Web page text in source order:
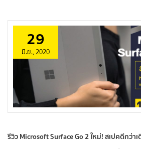
29
มิ.ย., 2020
รีวิว Microsoft Surface Go 2 ใหม่! สเปคดีกว่